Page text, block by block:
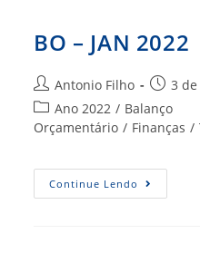
BO – JAN 2022
Autor
do
post:
Antonio Filho
Post3
Categoria
do
Ano 2022 / Balanço
Orçamentário / Finanças /
Continue Lendo BO
–